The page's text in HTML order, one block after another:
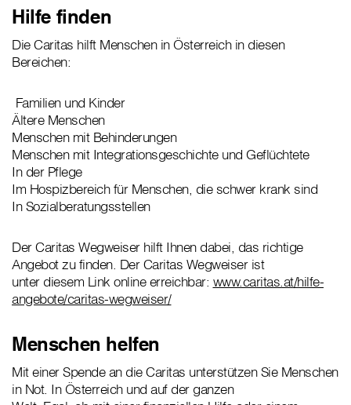
Hilfe finden
Die Caritas hilft Menschen in Österreich in diesen
Bereichen:
Familien und Kinder
Ältere Menschen
Menschen mit Behinderungen
Menschen mit Integrationsgeschichte und Geflüchtete
In der Pflege
Im Hospizbereich für Menschen, die schwer krank sind
In Sozialberatungsstellen
Der Caritas Wegweiser hilft Ihnen dabei, das richtige
Angebot zu finden. Der Caritas Wegweiser ist
unter diesem Link online erreichbar: www.caritas.at/hilfe-
angebote/caritas-wegweiser/
Menschen helfen
Mit einer Spende an die Caritas unterstützen Sie Menschen
in Not. In Österreich und auf der ganzen